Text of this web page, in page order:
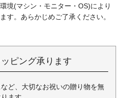
境(マシン・モニター・OS)により
す。あらかじめご了承ください。
ピング承ります
ど、大切なお祝いの贈り物を無